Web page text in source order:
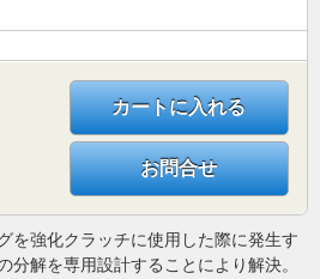
カートに入れる
お問合せ
を強化クラッチに使用した際に発生す
分解を専用設計することにより解決。